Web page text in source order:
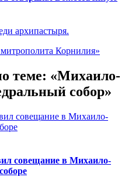
архипастыря.
Корнилия»
теме: «Михаило-
собор»
совещание в Михаило-